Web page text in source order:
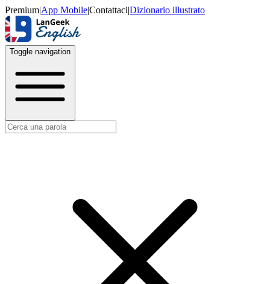
Premium|App Mobile|Contattaci|Dizionario illustrato
Toggle navigation